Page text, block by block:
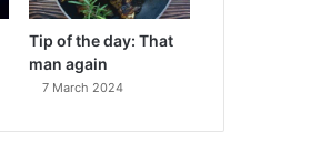
Tip of the day: That
man again
7 March 2024